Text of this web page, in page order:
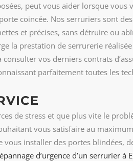
peut vous aider lorsque vous
coincée. Nos serruriers sont
et précises, sans détruire ou
la prestation de serrurerie
vos derniers contrats
parfaitement toutes les
de stress et que plus vite le
vous satisfaire au
installer des portes blindées,
d’urgence d’un serrurier à